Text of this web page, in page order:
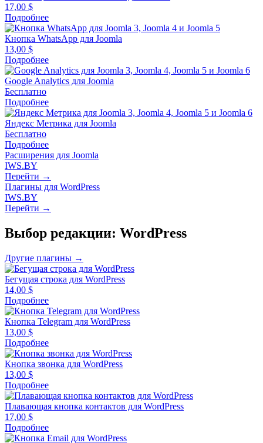
17,00 $
Подробнее
Кнопка WhatsApp для Joomla
13,00 $
Подробнее
Google Analytics для Joomla
Бесплатно
Подробнее
Яндекс Метрика для Joomla
Бесплатно
Подробнее
Расширения для Joomla
IWS.BY
Перейти →
Плагины для WordPress
IWS.BY
Перейти →
Выбор редакции: WordPress
Другие плагины →
Бегущая строка для WordPress
14,00 $
Подробнее
Кнопка Telegram для WordPress
13,00 $
Подробнее
Кнопка звонка для WordPress
13,00 $
Подробнее
Плавающая кнопка контактов для WordPress
17,00 $
Подробнее